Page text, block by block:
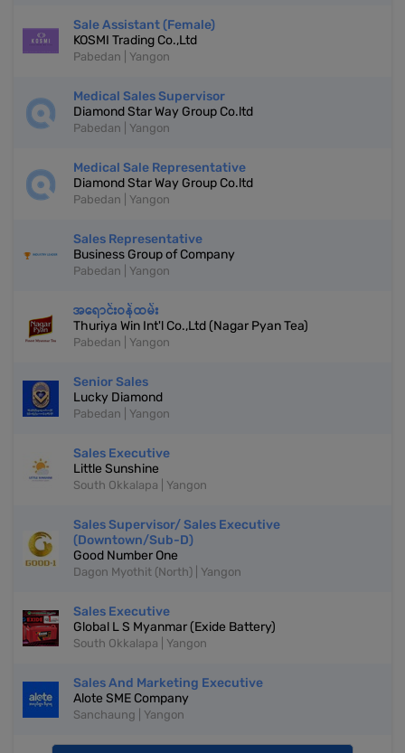
Sale Assistant (Female)
KOSMI Trading Co.,Ltd
Pabedan | Yangon
Medical Sales Supervisor
Diamond Star Way Group Co.ltd
Pabedan | Yangon
Medical Sale Representative
Diamond Star Way Group Co.ltd
Pabedan | Yangon
Sales Representative
Business Group of Company
Pabedan | Yangon
အရောင်းဝန်ထမ်း
Thuriya Win Int'l Co.,Ltd (Nagar Pyan Tea)
Pabedan | Yangon
Senior Sales
Lucky Diamond
Pabedan | Yangon
Sales Executive
Little Sunshine
South Okkalapa | Yangon
Sales Supervisor/ Sales Executive
(Downtown/Sub-D)
Good Number One
Dagon Myothit (North) | Yangon
Sales Executive
Global L S Myanmar (Exide Battery)
South Okkalapa | Yangon
Sales And Marketing Executive
Alote SME Company
Sanchaung | Yangon